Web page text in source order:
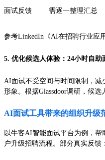
面试反馈 需逐一整理汇总
参考LinkedIn《AI在招聘行业应
5. 优化候选人体验：24小时自助
AI面试不受空间与时间限制，减
形象。根据Glassdoor调研，候选
AI面试工具带来的组织升级
以牛客AI智能面试平台为例，
户升级招聘流程。部分真实反馈：